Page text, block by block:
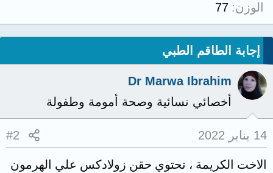
الوزن 77
إجابة الطاقم الطبي
Dr Marwa Ibrahim
أخصائي نسائية وصحة أمومة وطفولة
14 يناير 2022 #2
الاخت الكريمة ، تحتوي حقن زولادكس علي الهرمون